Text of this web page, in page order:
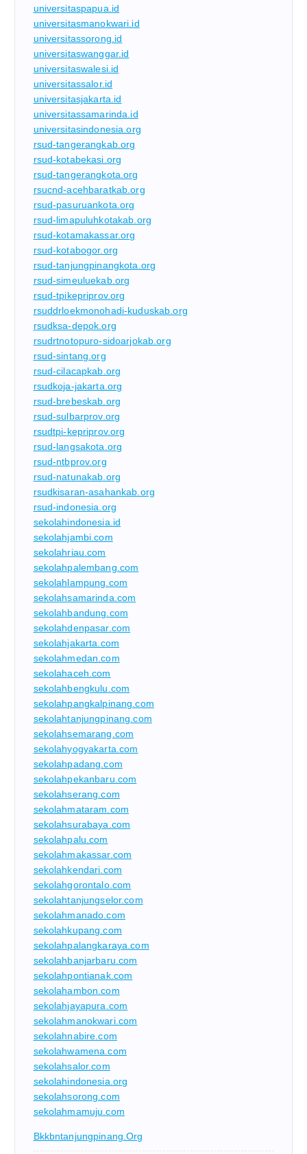
universitaspapua.id
universitasmanokwari.id
universitassorong.id
universitaswanggar.id
universitaswalesi.id
universitassalor.id
universitasjakarta.id
universitassamarinda.id
universitasindonesia.org
rsud-tangerangkab.org
rsud-kotabekasi.org
rsud-tangerangkota.org
rsucnd-acehbaratkab.org
rsud-pasuruankota.org
rsud-limapuluhkotakab.org
rsud-kotamakassar.org
rsud-kotabogor.org
rsud-tanjungpinangkota.org
rsud-simeuluekab.org
rsud-tpikepriprov.org
rsuddrloekmonohadi-kuduskab.org
rsudksa-depok.org
rsudrtnotopuro-sidoarjokab.org
rsud-sintang.org
rsud-cilacapkab.org
rsudkoja-jakarta.org
rsud-brebeskab.org
rsud-sulbarprov.org
rsudtpi-kepriprov.org
rsud-langsakota.org
rsud-ntbprov.org
rsud-natunakab.org
rsudkisaran-asahankab.org
rsud-indonesia.org
sekolahindonesia.id
sekolahjambi.com
sekolahriau.com
sekolahpalembang.com
sekolahlampung.com
sekolahsamarinda.com
sekolahbandung.com
sekolahdenpasar.com
sekolahjakarta.com
sekolahmedan.com
sekolahaceh.com
sekolahbengkulu.com
sekolahpangkalpinang.com
sekolahtanjungpinang.com
sekolahsemarang.com
sekolahyogyakarta.com
sekolahpadang.com
sekolahpekanbaru.com
sekolahserang.com
sekolahmataram.com
sekolahsurabaya.com
sekolahpalu.com
sekolahmakassar.com
sekolahkendari.com
sekolahgorontalo.com
sekolahtanjungselor.com
sekolahmanado.com
sekolahkupang.com
sekolahpalangkaraya.com
sekolahbanjarbaru.com
sekolahpontianak.com
sekolahambon.com
sekolahjayapura.com
sekolahmanokwari.com
sekolahnabire.com
sekolahwamena.com
sekolahsalor.com
sekolahindonesia.org
sekolahsorong.com
sekolahmamuju.com
Bkkbntanjungpinang.org